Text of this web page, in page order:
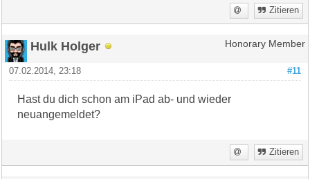
Zitieren
Hulk Holger Honorary Member
#11
07.02.2014, 23:18
Hast du dich schon am iPad ab- und wieder
neuangemeldet?
Zitieren